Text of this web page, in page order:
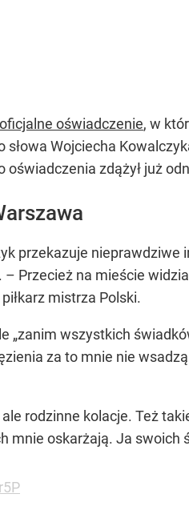
oświadczenie, w
Wojciecha
zdążył już
przekazuje
Przecież na mieście
mistrza Polski.
„zanim wszystkich
za to mnie nie
ale rodzinne kolacje. Też
mnie oskarżają. Ja swoich